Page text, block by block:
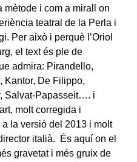
mètode i com a mirall on
teatral de la Perla i
Per això i perquè l’Oriol
el text és ple de
admira: Pirandello,
Kantor, De Filippo,
Salvat-Papasseit…. i
molt corregida i
la versió del 2013 i molt
italià. És aquí on el
gravetat i més gruix de